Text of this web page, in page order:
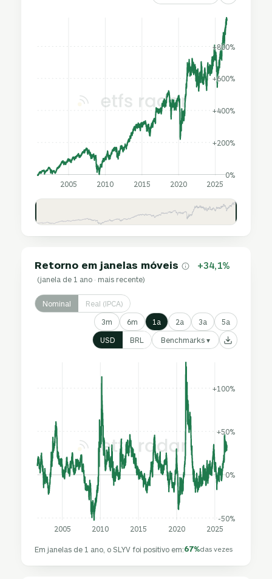
0%
+200%
+400%
+600%
+800%
2005 2010 2015 2020 2025
Retorno em janelas móveis +34,1%
(janela de 1 ano · mais recente)
Nominal Real (IPCA)
3m 6m 1a 2a 3a 5a
USD BRL Benchmarks ▾
-50%
0%
+50%
+100%
2005 2010 2015 2020 2025
Em janelas de 1 ano, o SLYV foi positivo em:67%das vezes